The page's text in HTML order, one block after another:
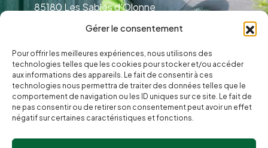
Gérer le consentement
Pour offrir les meilleures expériences, nous utilisons des
technologies telles que les cookies pour stocker et/ou accéder
aux informations des appareils. Le fait de consentir à ces
technologies nous permettra de traiter des données telles que le
comportement de navigation ou les ID uniques sur ce site. Le fait de
ne pas consentir ou de retirer son consentement peut avoir un effet
négatif sur certaines caractéristiques et fonctions.
85180 Les Sables d'Olonne